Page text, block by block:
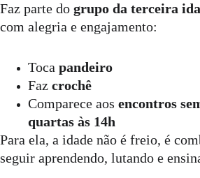
Faz parte do grupo da terceira
com alegria e engajamento:
Toca pandeiro
Faz crochê
Comparece aos encontros
quartas às 14h
Para ela, a idade não é freio, é
seguir aprendendo, lutando e